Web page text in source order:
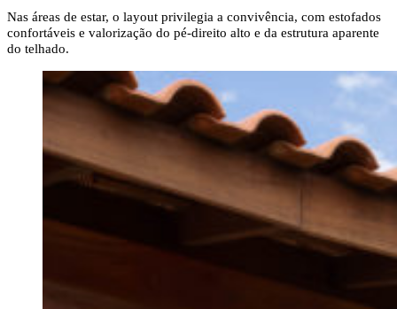
Nas áreas de estar, o layout privilegia a convivência, com estofados
confortáveis e valorização do pé-direito alto e da estrutura aparente
do telhado.